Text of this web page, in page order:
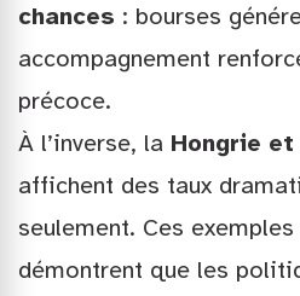
chances : bourses
accompagnement
précoce.
À l’inverse, la Hongrie
affichent des taux
seulement. Ces
démontrent que les